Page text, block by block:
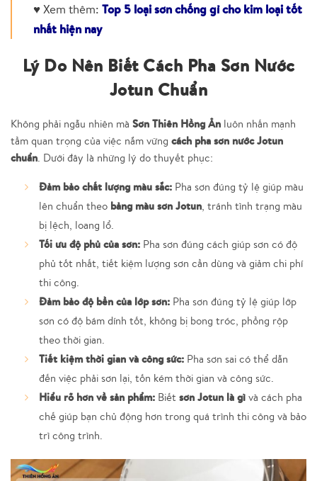
♥ Xem thêm: Top 5 loại sơn chống gỉ cho kim loại tốt
nhất hiện nay
Lý Do Nên Biết Cách Pha Sơn Nước
Jotun Chuẩn
Không phải ngẫu nhiên mà Sơn Thiên Hồng Ân luôn nhấn mạnh
tầm quan trọng của việc nắm vững cách pha sơn nước Jotun
chuẩn. Dưới đây là những lý do thuyết phục:
Đảm bảo chất lượng màu sắc: Pha sơn đúng tỷ lệ giúp màu
lên chuẩn theo bảng màu sơn Jotun, tránh tình trạng màu
bị lệch, loang lổ.
Tối ưu độ phủ của sơn: Pha sơn đúng cách giúp sơn có độ
phủ tốt nhất, tiết kiệm lượng sơn cần dùng và giảm chi phí
thi công.
Đảm bảo độ bền của lớp sơn: Pha sơn đúng tỷ lệ giúp lớp
sơn có độ bám dính tốt, không bị bong tróc, phồng rộp
theo thời gian.
Tiết kiệm thời gian và công sức: Pha sơn sai có thể dẫn
đến việc phải sơn lại, tốn kém thời gian và công sức.
Hiểu rõ hơn về sản phẩm: Biết sơn Jotun là gì và cách pha
chế giúp bạn chủ động hơn trong quá trình thi công và bảo
trì công trình.